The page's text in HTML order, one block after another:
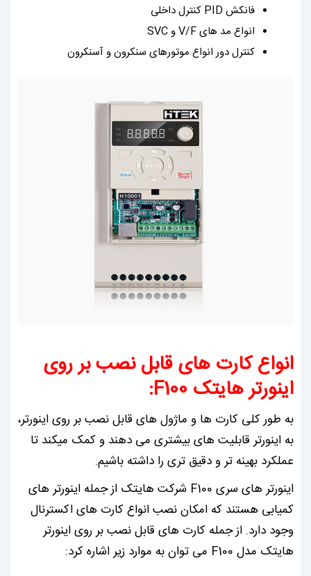
فانکش PID کنترل داخلی
انواع مد های V/F و SVC
کنترل دور انواع موتورهای سنکرون و آسنکرون
انواع کارت های قابل نصب بر روی
اینورتر هایتک F100:
به طور کلی کارت ها و ماژول های قابل نصب بر روی اینورتر،
به اینورتر قابلیت های بیشتری می دهند و کمک میکند تا
عملکرد بهینه تر و دقیق تری را داشته باشیم.
اینورتر های سری F100 شرکت هایتک از جمله اینورتر های
کمیابی هستند که امکان نصب انواع کارت های اکسترنال
وجود دارد. از جمله کارت های قابل نصب بر روی اینورتر
هایتک مدل F100 می توان به موارد زیر اشاره کرد: